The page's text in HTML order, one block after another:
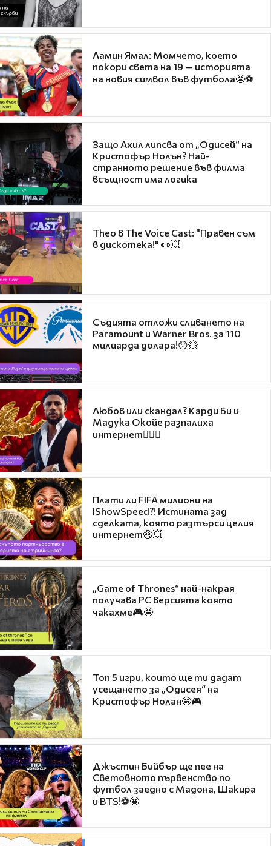
Ламин Ямал: Момчето, което
покори света на 19 — историята
на новия символ във футбола🤩⚽
Защо Ахил липсва от „Одисей“ на
Кристофър Нолън? Най-
странното решение във филма
всъщност има логика
Theo в The Voice Cast: "Правен съм
в дискотека!" 👀💥
Съдията отложи сливането на
Paramount и Warner Bros. за 110
милиарда долара!😯💥
Любов или скандал? Карди Би и
Мадука Окойе разпалиха
интернет❤️‍🔥🔥
Плати ли FIFA милиони на
IShowSpeed?! Истината зад
сделката, която разтърси целия
интернет🤑💥
„Game of Thrones“ най-накрая
получава PC версията която
чакахме🎮🤩
Топ 5 игри, които ще ти дадат
усещането за „Одисея“ на
Кристофър Нолан🤩🎮
Джъстин Бийбър ще пее на
Световното първенство по
футбол заедно с Мадона, Шакира
и BTS!⚽🤩